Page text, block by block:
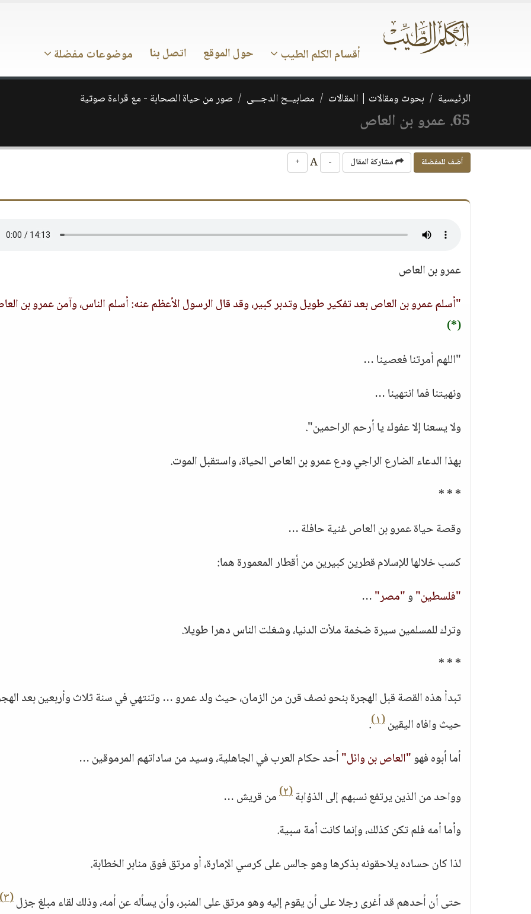
أقسام الكلم الطيب حول الموقع اتصل بنا موضوعات مفضلة
الرئيسية بحوث ومقالات | المقالات مصابيــح الدجـــى صور من حياة الصحابة - مع قراءة صوتية
65. عمرو بن العاص
أضف للمفضلة مشاركة المقال -
+
عمرو بن العاص
"أسلم عمرو بن العاص بعد تفكير طويل وتدبر كبير، وقد قال الرسول الأعظم عنه: أسلم الناس، وآمن عمرو بن
(*)
"اللهم أمرتنا فعصينا …
ونهيتنا فما انتهينا …
ولا يسعنا إلا عفوك يا أرحم الراحمين".
بهذا الدعاء الضارع الراجي ودع عمرو بن العاص الحياة، واستقبل الموت.
* * *
وقصة حياة عمرو بن العاص غنية حافلة …
كسب خلالها للإسلام قطرين كبيرين من أقطار المعمورة هما:
"فلسطين"و"مصر"…
وترك للمسلمين سيرة ضخمة ملأت الدنيا، وشغلت الناس دهرا طويلا.
* * *
تبدأ هذه القصة قبل الهجرة بنحو نصف قرن من الزمان، حيث ولد عمرو … وتنتهي في سنة ثلاث وأربعين بعد
حيث وافاه اليقين(١) .
أما أبوه فهو"العاص بن وائل"أحد حكام العرب في الجاهلية، وسيد من ساداتهم المرموقين …
وواحد من الذين يرتفع نسبهم إلى الذؤابة(٢)
من قريش …
وأما أمه فلم تكن كذلك، وإنما كانت أمة سبية.
لذا كان حساده يلاحقونه بذكرها وهو جالس على كرسي الإمارة، أو مرتق فوق منابر الخطابة.
حتى أن أحدهم قد أغرى رجلا على أن يقوم إليه وهو مرتق على المنبر، وأن يسأله عن أمه، وذلك لقاء مبلغ جزل(٣)